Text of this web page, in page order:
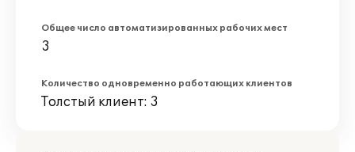
Общее число автоматизированных рабочих мест
3
Количество одновременно работающих клиентов
Толстый клиент: 3